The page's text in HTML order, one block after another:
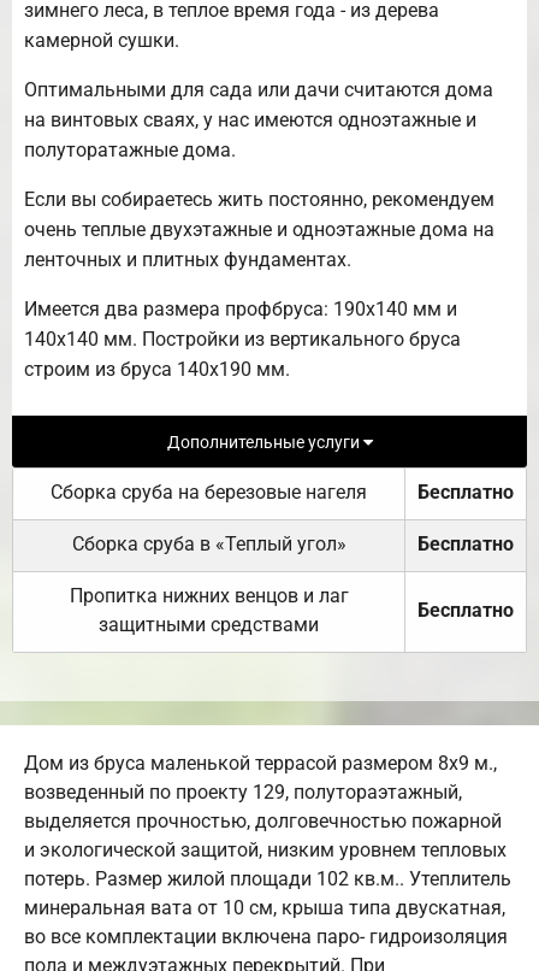
зимнего леса, в теплое время года - из дерева
камерной сушки.
Оптимальными для сада или дачи считаются дома
на винтовых сваях, у нас имеются одноэтажные и
полуторатажные дома.
Если вы собираетесь жить постоянно, рекомендуем
очень теплые двухэтажные и одноэтажные дома на
ленточных и плитных фундаментах.
Имеется два размера профбруса: 190х140 мм и
140х140 мм. Постройки из вертикального бруса
строим из бруса 140х190 мм.
Дополнительные услуги
Сборка сруба на березовые нагеля Бесплатно
Сборка сруба в «Теплый угол» Бесплатно
Пропитка нижних венцов и лаг
защитными средствами
Бесплатно
Дом из бруса маленькой террасой размером 8х9 м.,
возведенный по проекту 129, полутораэтажный,
выделяется прочностью, долговечностью пожарной
и экологической защитой, низким уровнем тепловых
потерь. Размер жилой площади 102 кв.м.. Утеплитель
минеральная вата от 10 см, крыша типа двускатная,
во все комплектации включена паро- гидроизоляция
пола и междуэтажных перекрытий. При